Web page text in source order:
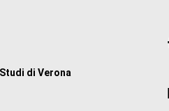
di Verona